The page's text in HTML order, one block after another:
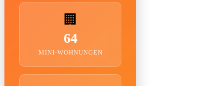
🏢
64
MINI-WOHNUNGEN